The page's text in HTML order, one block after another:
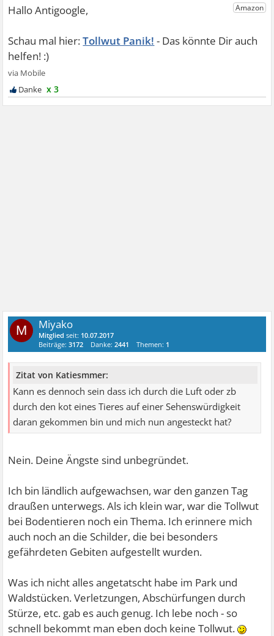
Tollwut Panik!
x 3
M Miyako
Mitglied seit: 10.07.2017
Beiträge:3172 Danke:2441 Themen: 1
Zitat von Katiesmmer:
Kann es dennoch sein dass ich durch die Luft oder zb
durch den kot eines Tieres auf einer Sehenswürdigkeit
daran gekommen bin und mich nun angesteckt hat?
Nein. Deine Ängste sind unbegründet.
Ich bin ländlich aufgewachsen, war den ganzen Tag
draußen unterwegs. Als ich klein war, war die Tollwut
bei Bodentieren noch ein Thema. Ich erinnere mich
auch noch an die Schilder, die bei besonders
gefährdeten Gebiten aufgestellt wurden.
Was ich nicht alles angetatscht habe im Park und
Waldstücken. Verletzungen, Abschürfungen durch
Stürze, etc. gab es auch genug. Ich lebe noch - so
schnell bekommt man eben doch keine Tollwut.